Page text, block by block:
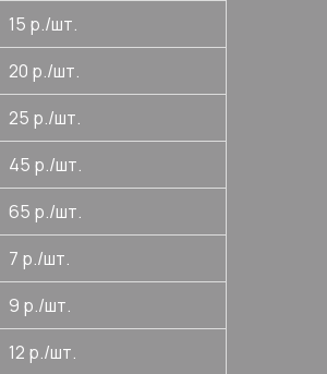
15 р./шт.
20 р./шт.
25 р./шт.
45 р./шт.
65 р./шт.
7 р./шт.
9 р./шт.
12 р./шт.